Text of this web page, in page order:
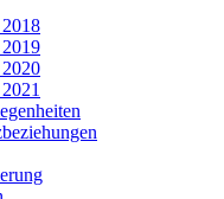
2018
2019
2020